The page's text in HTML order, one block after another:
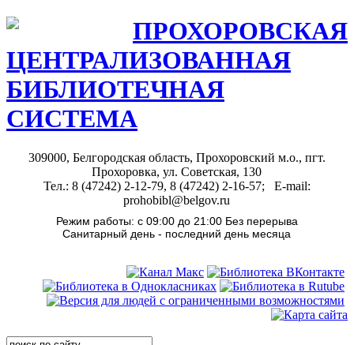
ПРОХОРОВСКАЯ
ЦЕНТРАЛИЗОВАННАЯ
БИБЛИОТЕЧНАЯ
СИСТЕМА
309000, Белгородская область, Прохоровский м.о., пгт.
Прохоровка, ул. Советская, 130
Тел.: 8 (47242) 2-12-79, 8 (47242) 2-16-57; E-mail:
prohobibl@belgov.ru
Режим работы: с 09:00 до 21:00 Без перерыва
Санитарный день - последний день месяца